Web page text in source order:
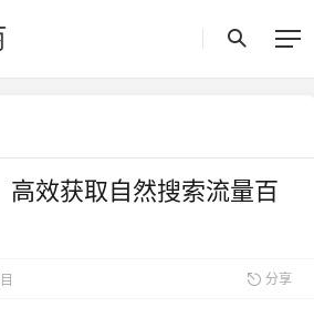
高效获取自然搜索流量百
分享